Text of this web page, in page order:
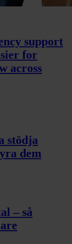
support
for
across
stödja
dem
– så